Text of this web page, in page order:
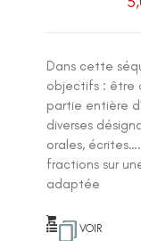
Dans cette
objectifs : être
partie entière
diverses
orales,
fractions sur
adaptée
VOIR